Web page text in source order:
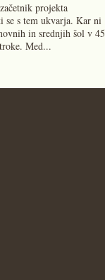
projekta
s tem ukvarja. Kar ni
in srednjih šol v 45
Med...